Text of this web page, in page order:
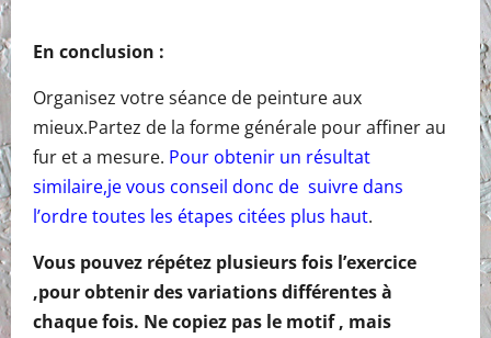
En conclusion :
Organisez votre séance de peinture aux
mieux.Partez de la forme générale pour affiner au
fur et a mesure. Pour obtenir un résultat
similaire,je vous conseil donc de suivre dans
l’ordre toutes les étapes citées plus haut.
Vous pouvez répétez plusieurs fois l’exercice
,pour obtenir des variations différentes à
chaque fois. Ne copiez pas le motif , mais